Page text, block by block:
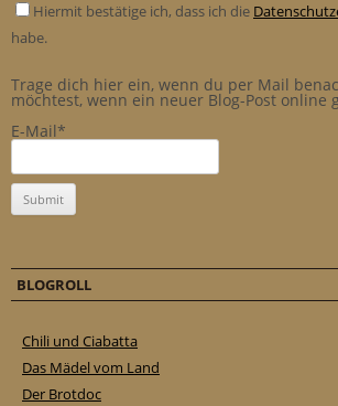
Hiermit bestätige ich, dass ich die
habe.
Trage dich hier ein, wenn du per Mail
möchtest, wenn ein neuer Blog-Post online
E-Mail*
BLOGROLL
Chili und Ciabatta
Das Mädel vom Land
Der Brotdoc